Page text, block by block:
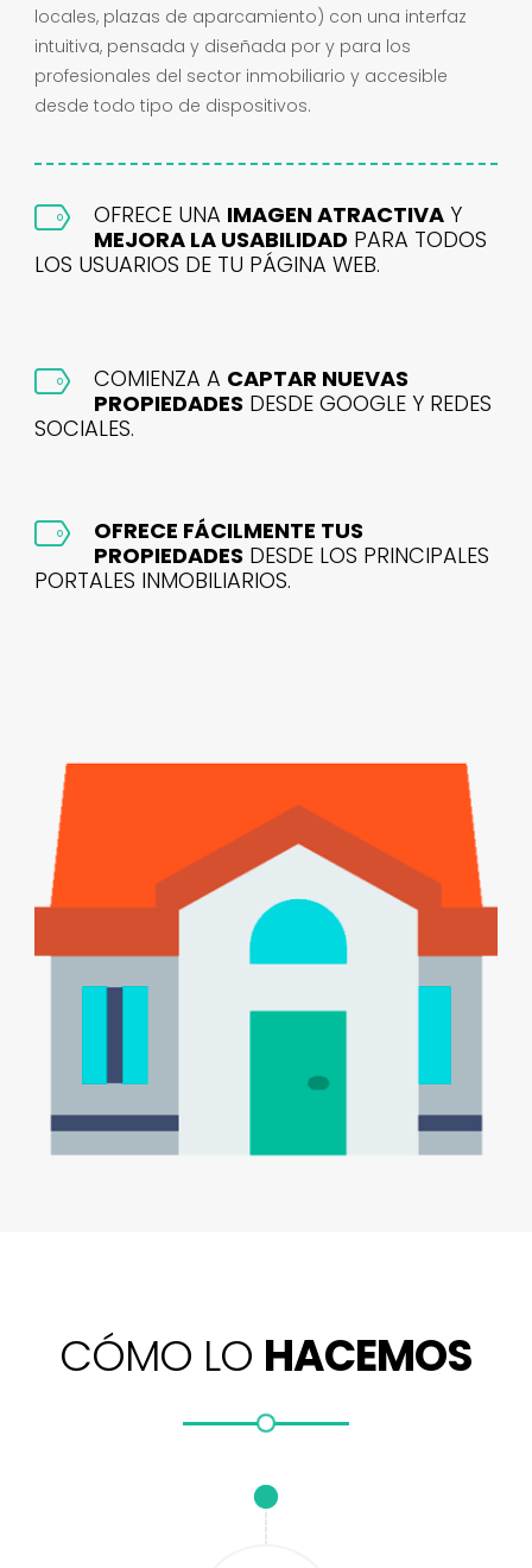
locales, plazas de aparcamiento) con una interfaz
intuitiva, pensada y diseñada por y para los
profesionales del sector inmobiliario y accesible
desde todo tipo de dispositivos.
OFRECE UNA IMAGEN ATRACTIVAY
MEJORA LA USABILIDAD PARA TODOS
LOS USUARIOS DE TU PÁGINA WEB.
COMIENZA A CAPTAR NUEVAS
PROPIEDADES DESDE GOOGLE Y REDES
SOCIALES.
OFRECE FÁCILMENTE TUS
PROPIEDADES DESDE LOS PRINCIPALES
PORTALES INMOBILIARIOS.
CÓMO LO HACEMOS